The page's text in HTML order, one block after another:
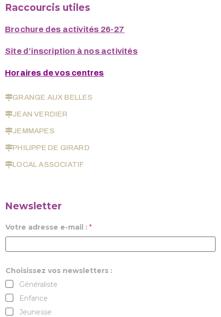
Raccourcis utiles
Brochure des activités 26-27
Site d’inscription à nos activités
Horaires de vos centres
GRANGE AUX BELLES
JEAN VERDIER
JEMMAPES
PHILIPPE DE GIRARD
LOCAL ASSOCIATIF
Newsletter
Votre adresse e-mail : *
Choisissez vos newsletters :
Généraliste
Enfance
Jeunesse